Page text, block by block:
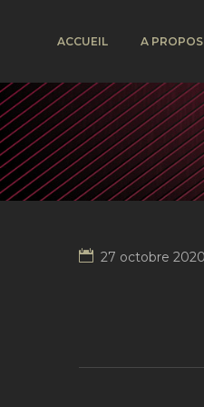
ACCUEIL A
27 octobre 2020